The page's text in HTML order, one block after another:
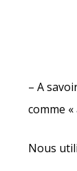
– A
comme
Nous